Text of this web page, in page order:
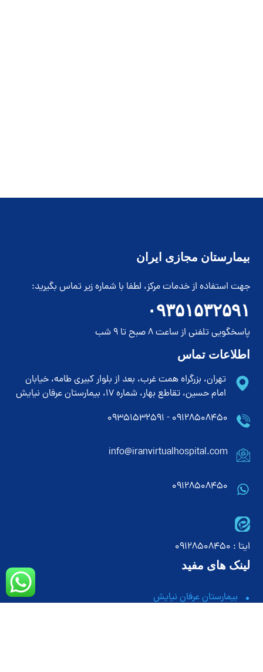
بیمارستان مجازی ایران
جهت استفاده از خدمات مرکز، لطفا با شماره زیر تماس بگیرید:
۰۹۳۵۱۵۳۲۵۹۱
پاسخگویی تلفنی از ساعت 8 صبح تا 9 شب
اطلاعات تماس
تهران، بزرگراه همت غرب، بعد از بلوار کبیری طامه، خیابان
امام حسین، تقاطع بهار، شماره 17، بیمارستان عرفان نیایش
۰۹۱۲۸۵۰۸۴۵۰ - ۰۹۳۵۱۵۳۲۵۹۱
info@iranvirtualhospital.com
09128508450
ایتا : 09128508450
لینک های مفید
بیمارستان عرفان نیایش